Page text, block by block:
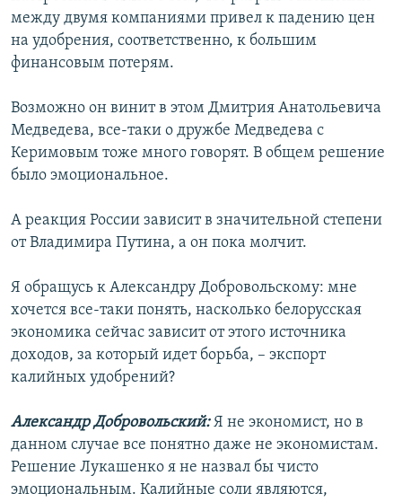
между двумя компаниями привел к падению цен
на удобрения, соответственно, к большим
финансовым потерям.
Возможно он винит в этом Дмитрия Анатольевича
Медведева, все-таки о дружбе Медведева с
Керимовым тоже много говорят. В общем решение
было эмоциональное.
А реакция России зависит в значительной степени
от Владимира Путина, а он пока молчит.
Я обращусь к Александру Добровольскому: мне
хочется все-таки понять, насколько белорусская
экономика сейчас зависит от этого источника
доходов, за который идет борьба, – экспорт
калийных удобрений?
Александр Добровольский:Я не экономист, но в
данном случае все понятно даже не экономистам.
Решение Лукашенко я не назвал бы чисто
эмоциональным. Калийные соли являются,